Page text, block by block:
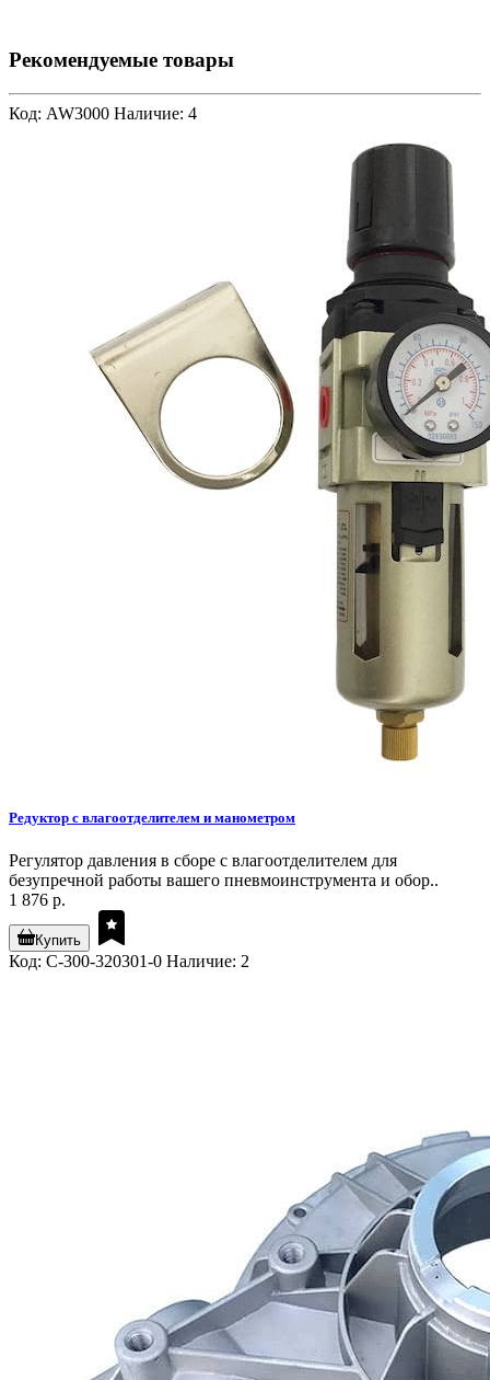
Рекомендуемые товары
Код: AW3000 Наличие: 4
Редуктор с влагоотделителем и манометром
Регулятор давления в сборе с влагоотделителем для
безупречной работы вашего пневмоинструмента и обор..
1 876 р.
Купить
Код: C-300-320301-0 Наличие: 2